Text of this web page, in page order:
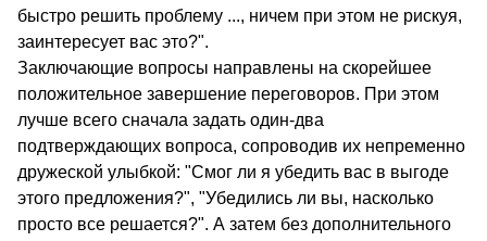
быстро решить проблему ..., ничем при этом не рискуя,
заинтересует вас это?".
Заключающие вопросы направлены на скорейшее
положительное завершение переговоров. При этом
лучше всего сначала задать один-два
подтверждающих вопроса, сопроводив их непременно
дружеской улыбкой: "Смог ли я убедить вас в выгоде
этого предложения?", "Убедились ли вы, насколько
просто все решается?". А затем без дополнительного